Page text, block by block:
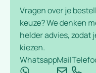
Vragen over je
keuze? We denken
helder advies,
kiezen.
WhatsappMail